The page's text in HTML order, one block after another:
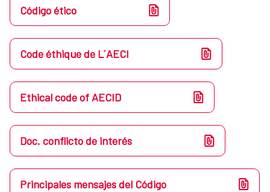
Código ético
Code éthique de L´AECI
Ethical code of AECID
Doc. conflicto de interés
Principales mensajes del Código